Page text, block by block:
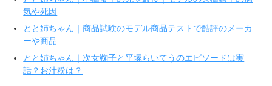
き
ま
ィ
ン
で
開
き
気や死因
とと姉ちゃん｜商品試験のモデル商品テストで酷評のメーカ
ーや商品
とと姉ちゃん｜次女鞠子と平塚らいてうのエピソードは実
話？お汁粉は？